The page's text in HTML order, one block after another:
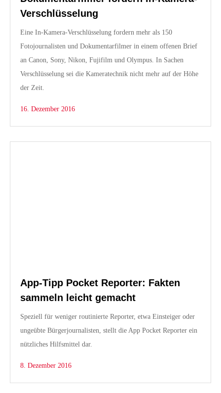
Verschlüsselung
Eine In-Kamera-Verschlüsselung fordern mehr als 150
Fotojournalisten und Dokumentarfilmer in einem offenen Brief
an Canon, Sony, Nikon, Fujifilm und Olympus. In Sachen
Verschlüsselung sei die Kameratechnik nicht mehr auf der Höhe
der Zeit.
16. Dezember 2016
App-Tipp Pocket Reporter: Fakten
sammeln leicht gemacht
Speziell für weniger routinierte Reporter, etwa Einsteiger oder
ungeübte Bürgerjournalisten, stellt die App Pocket Reporter ein
nützliches Hilfsmittel dar.
8. Dezember 2016